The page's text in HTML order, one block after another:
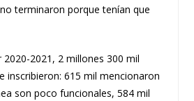
terminaron porque tenían que
2020-2021, 2 millones 300 mil
inscribieron: 615 mil mencionaron
son poco funcionales, 584 mil